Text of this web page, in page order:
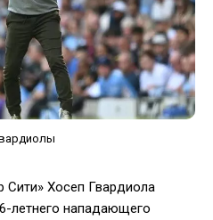
Сити» Хосеп Гвардиола
летнего нападающего